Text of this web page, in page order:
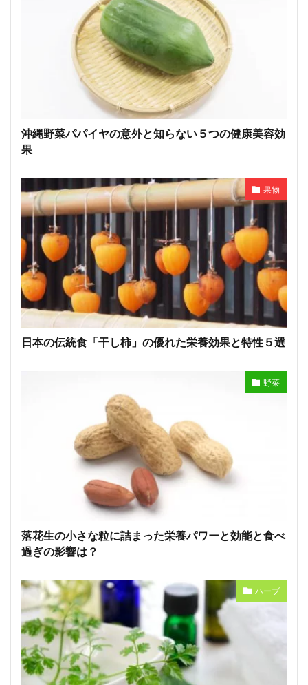
沖縄野菜パパイヤの意外と知らない５つの健康美容効
果
果物
日本の伝統食「干し柿」の優れた栄養効果と特性５選
野菜
落花生の小さな粒に詰まった栄養パワーと効能と食べ
過ぎの影響は？
ハーブ